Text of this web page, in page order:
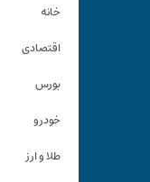
اقتصادی
طلا و ارز